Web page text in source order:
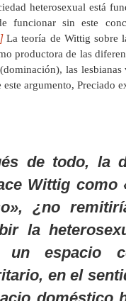
heterosexual está
funcionar sin este
La teoría de Wittig sobre
productora de las
las
este argumento, Preciado
de todo, la
Wittig como
¿no
la
un espacio
en el